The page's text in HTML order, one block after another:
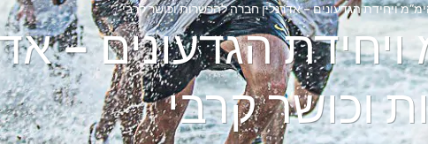
ויחידת הגדעונים – אדרנלין חברה להכשרות וכושר קרבי
הגדעונים –
וכושר קרבי